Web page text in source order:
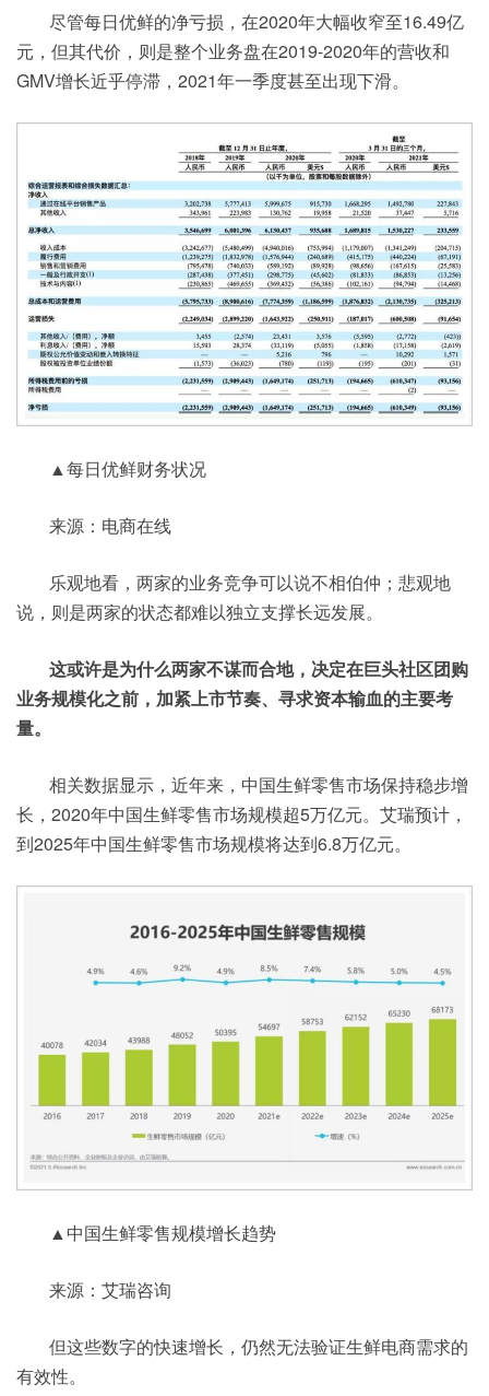
尽管每日优鲜的净亏损，在2020年大幅收窄至16.49亿
元，但其代价，则是整个业务盘在2019-2020年的营收和
GMV增长近乎停滞，2021年一季度甚至出现下滑。
▲每日优鲜财务状况
来源：电商在线
乐观地看，两家的业务竞争可以说不相伯仲；悲观地
说，则是两家的状态都难以独立支撑长远发展。
这或许是为什么两家不谋而合地，决定在巨头社区团购
业务规模化之前，加紧上市节奏、寻求资本输血的主要考
量。
相关数据显示，近年来，中国生鲜零售市场保持稳步增
长，2020年中国生鲜零售市场规模超5万亿元。艾瑞预计，
到2025年中国生鲜零售市场规模将达到6.8万亿元。
▲中国生鲜零售规模增长趋势
来源：艾瑞咨询
但这些数字的快速增长，仍然无法验证生鲜电商需求的
有效性。